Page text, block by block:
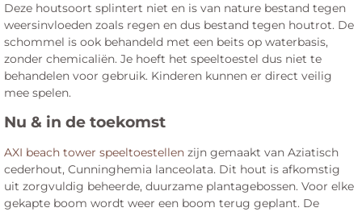
Deze houtsoort splintert niet en is van nature bestand tegen
weersinvloeden zoals regen en dus bestand tegen houtrot. De
schommel is ook behandeld met een beits op waterbasis,
zonder chemicaliën. Je hoeft het speeltoestel dus niet te
behandelen voor gebruik. Kinderen kunnen er direct veilig
mee spelen.
Nu & in de toekomst
AXI beach tower speeltoestellen zijn gemaakt van Aziatisch
cederhout, Cunninghemia lanceolata. Dit hout is afkomstig
uit zorgvuldig beheerde, duurzame plantagebossen. Voor elke
gekapte boom wordt weer een boom terug geplant. De